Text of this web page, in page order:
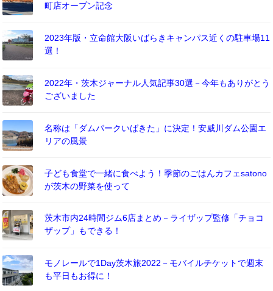
町店オープン記念
2023年版・立命館大阪いばらきキャンパス近くの駐車場11
選！
2022年・茨木ジャーナル人気記事30選－今年もありがとう
ございました
名称は「ダムパークいばきた」に決定！安威川ダム公園エ
リアの風景
子ども食堂で一緒に食べよう！季節のごはんカフェsatono
が茨木の野菜を使って
茨木市内24時間ジム6店まとめ－ライザップ監修「チョコ
ザップ」もできる！
モノレールで1Day茨木旅2022－モバイルチケットで週末
も平日もお得に！